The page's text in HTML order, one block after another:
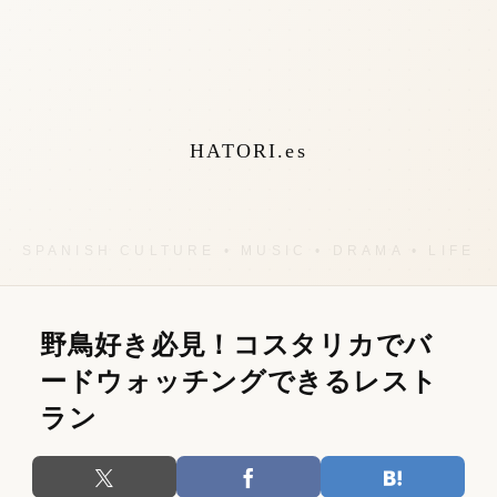
HATORI.es
野鳥好き必見！コスタリカでバ
ードウォッチングできるレスト
ラン